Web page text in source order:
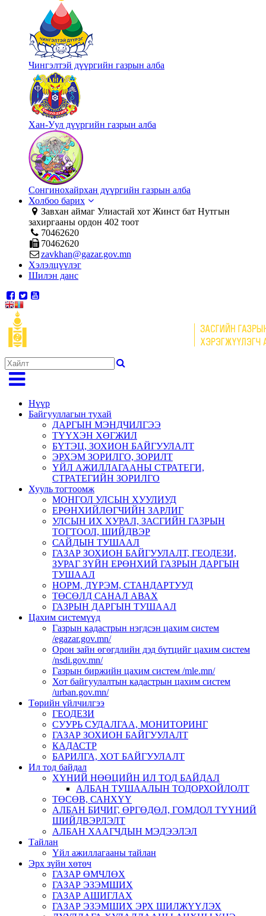
Чингэлтэй дүүргийн газрын алба
Хан-Уул дүүргийн газрын алба
Сонгинохайрхан дүүргийн газрын алба
Холбоо барих
Завхан аймаг Улиастай хот Жинст бат Нутгын
захиргааны ордон 402 тоот
70462620
70462620
zavkhan@gazar.gov.mn
Хэлэлцүүлэг
Шилэн данс
Нүүр
Байгууллагын тухай
ДАРГЫН МЭНДЧИЛГЭЭ
ТҮҮХЭН ХӨГЖИЛ
БҮТЭЦ, ЗОХИОН БАЙГУУЛАЛТ
ЭРХЭМ ЗОРИЛГО, ЗОРИЛТ
ҮЙЛ АЖИЛЛАГААНЫ СТРАТЕГИ,
СТРАТЕГИЙН ЗОРИЛГО
Хууль тогтоомж
МОНГОЛ УЛСЫН ХУУЛИУД
ЕРӨНХИЙЛӨГЧИЙН ЗАРЛИГ
УЛСЫН ИХ ХУРАЛ, ЗАСГИЙН ГАЗРЫН
ТОГТООЛ, ШИЙДВЭР
САЙДЫН ТУШААЛ
ГАЗАР ЗОХИОН БАЙГУУЛАЛТ, ГЕОДЕЗИ,
ЗУРАГ ЗҮЙН ЕРӨНХИЙ ГАЗРЫН ДАРГЫН
ТУШААЛ
НОРМ, ДҮРЭМ, СТАНДАРТУУД
ТӨСӨЛД САНАЛ АВАХ
ГАЗРЫН ДАРГЫН ТУШААЛ
Цахим системүүд
Газрын кадастрын нэгдсэн цахим систем
/egazar.gov.mn/
Орон зайн өгөгдлийн дэд бүтцийг цахим систем
/nsdi.gov.mn/
Газрын биржийн цахим систем /mle.mn/
Хот байгуулалтын кадастрын цахим систем
/urban.gov.mn/
Төрийн үйлчилгээ
ГЕОДЕЗИ
СУУРЬ СУДАЛГАА, МОНИТОРИНГ
ГАЗАР ЗОХИОН БАЙГУУЛАЛТ
КАДАСТР
БАРИЛГА, ХОТ БАЙГУУЛАЛТ
Ил тод байдал
ХҮНИЙ НӨӨЦИЙН ИЛ ТОД БАЙДАЛ
АЛБАН ТУШААЛЫН ТОДОРХОЙЛОЛТ
ТӨСӨВ, САНХҮҮ
АЛБАН БИЧИГ, ӨРГӨДӨЛ, ГОМДОЛ ТҮҮНИЙ
ШИЙДВЭРЛЭЛТ
АЛБАН ХААГЧДЫН МЭДЭЭЛЭЛ
Тайлан
Үйл ажиллагааны тайлан
Эрх зүйн хөтөч
ГАЗАР ӨМЧЛӨХ
ГАЗАР ЭЗЭМШИХ
ГАЗАР АШИГЛАХ
ГАЗАР ЭЗЭМШИХ ЭРХ ШИЛЖҮҮЛЭХ